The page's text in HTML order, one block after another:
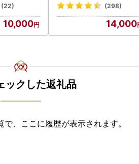
(22)
10,000
(298)
14,000
ックした返礼品
、ここに履歴が表示されます。